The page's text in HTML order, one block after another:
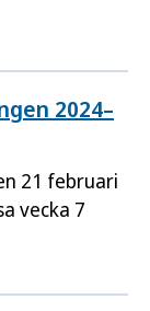
2024–
21 februari
vecka 7